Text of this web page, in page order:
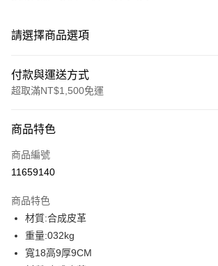
請選擇商品選項
付款與運送方式
超取滿NT$1,500免運
信用卡一次付款
信用卡分期付款
合作金庫商業銀行
華南商業銀行
上海商業儲蓄銀行
國泰世華商業銀行
超商取貨付款
LINE Pay
Apple Pay
商品特色
商品編號
11659140
商品特色
材質:合成皮革
重量:032kg
寬18高9厚9CM